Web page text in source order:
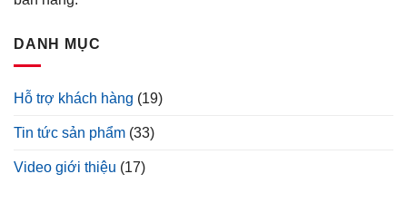
DANH MỤC
Hỗ trợ khách hàng (19)
Tin tức sản phẩm (33)
Video giới thiệu (17)